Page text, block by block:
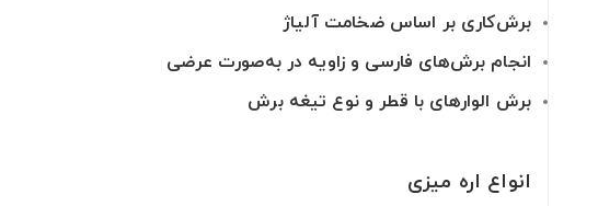
برش‌کاری بر اساس ضخامت آلیاژ
انجام برش‌های فارسی و زاویه در به‌صورت عرضی
برش الوارهای با قطر و نوع تیغه برش
انواع اره میزی